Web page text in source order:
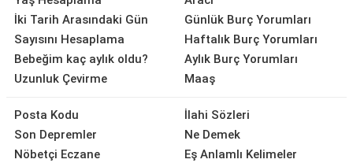
İki Tarih Arasındaki Gün
Sayısını Hesaplama
Bebeğim kaç aylık oldu?
Uzunluk Çevirme
Günlük Burç Yorumları
Haftalık Burç Yorumları
Aylık Burç Yorumları
Maaş
Posta Kodu
Son Depremler
Nöbetçi Eczane
İlahi Sözleri
Ne Demek
Eş Anlamlı Kelimeler